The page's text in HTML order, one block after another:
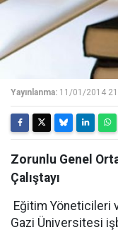
Yayınlanma: 11/01/2014
Zorunlu Genel
Çalıştayı
Eğitim Yöneticileri
Gazi Üniversitesi